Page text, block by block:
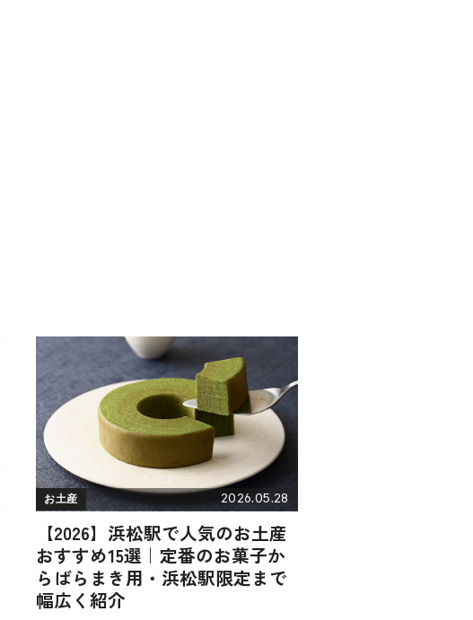
お土産 2026.05.28
【2026】浜松駅で人気のお土産
おすすめ15選｜定番のお菓子か
らばらまき用・浜松駅限定まで
幅広く紹介